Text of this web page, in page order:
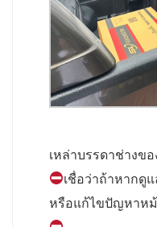
เหล่าบรรดาช่างข
เชื่อว่าถ้าหากดู
หรือแก้ไขปัญหาห